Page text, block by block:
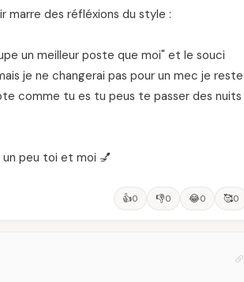
marre des réfléxions du style :
un meilleur poste que moi" et le souci
je ne changerai pas pour un mec je reste
comme tu es tu peus te passer des nuits
peu toi et moi 💅
👍0 👎0 😂0 🥰0